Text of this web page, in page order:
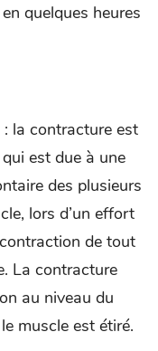
quelques heures
: la contracture est
est due à une
des plusieurs
lors d’un effort
de tout
La contracture
au niveau du
muscle est étiré.